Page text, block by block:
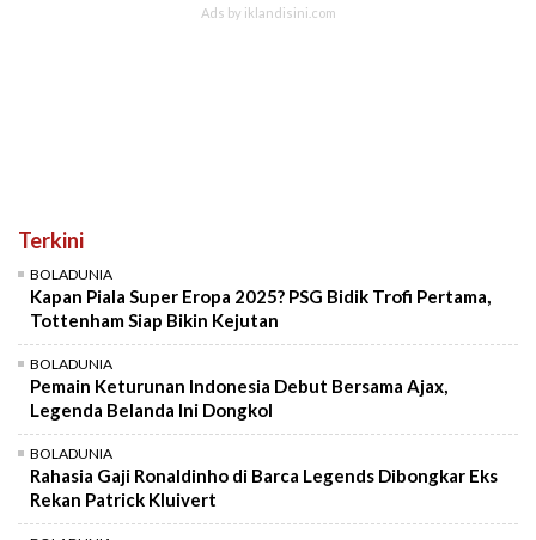
Terkini
BOLADUNIA
Kapan Piala Super Eropa 2025? PSG Bidik Trofi Pertama,
Tottenham Siap Bikin Kejutan
BOLADUNIA
Pemain Keturunan Indonesia Debut Bersama Ajax,
Legenda Belanda Ini Dongkol
BOLADUNIA
Rahasia Gaji Ronaldinho di Barca Legends Dibongkar Eks
Rekan Patrick Kluivert